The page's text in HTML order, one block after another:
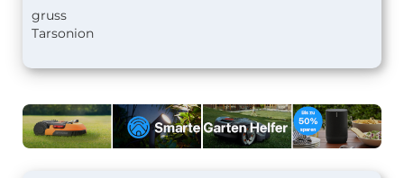
gruss
Tarsonion